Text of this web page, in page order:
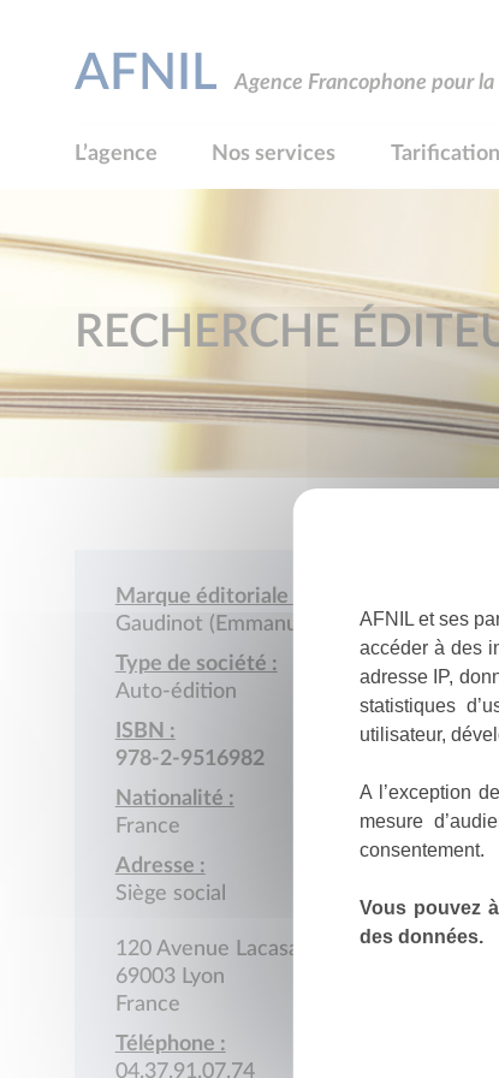
AFNIL Agence Francophone pour
L’agence Nos services Tarification
RECHERCHE
Marque éditoriale :
Gaudinot (Emmanuelle)
Type de société :
Auto-édition
ISBN :
978-2-9516982
Nationalité :
France
Adresse :
Siège social
120 Avenue Lacasagne
69003 Lyon
France
Téléphone :
04.37.91.07.74
AFNIL et ses
accéder à des
adresse IP,
statistiques
utilisateur,
A l’exception
mesure
consentement.
Vous pouvez
des données.